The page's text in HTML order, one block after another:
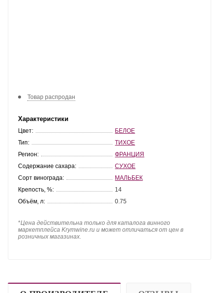
Товар распродан
Характеристики
Цвет:
БЕЛОЕ
Тип:
ТИХОЕ
Регион:
ФРАНЦИЯ
Содержание сахара:
СУХОЕ
Сорт винограда:
МАЛЬБЕК
Крепость, %:
14
Объём, л:
0.75
*Цена действительна только для каталога винного
маркетплейса Krymwine.ru и может отличаться от цен в
розничных магазинах.